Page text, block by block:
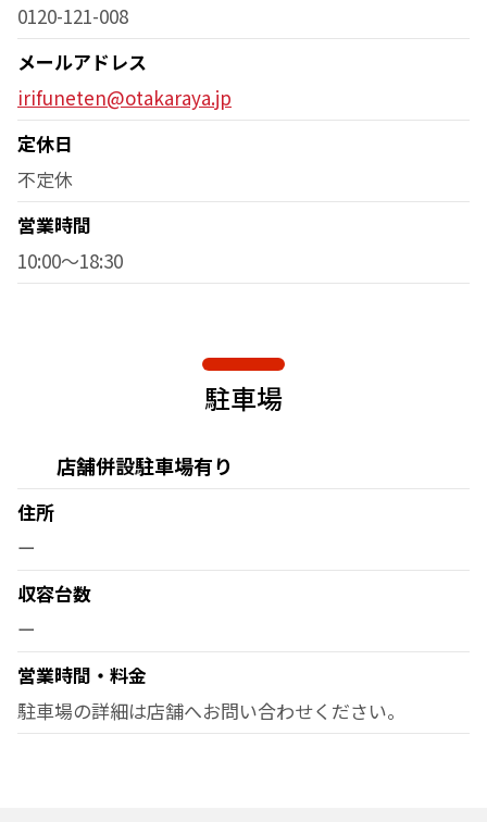
0120-121-008
メールアドレス
irifuneten@otakaraya.jp
定休日
不定休
営業時間
10:00～18:30
駐車場
店舗併設駐車場有り
住所
ー
収容台数
ー
営業時間・料金
駐車場の詳細は店舗へお問い合わせください。